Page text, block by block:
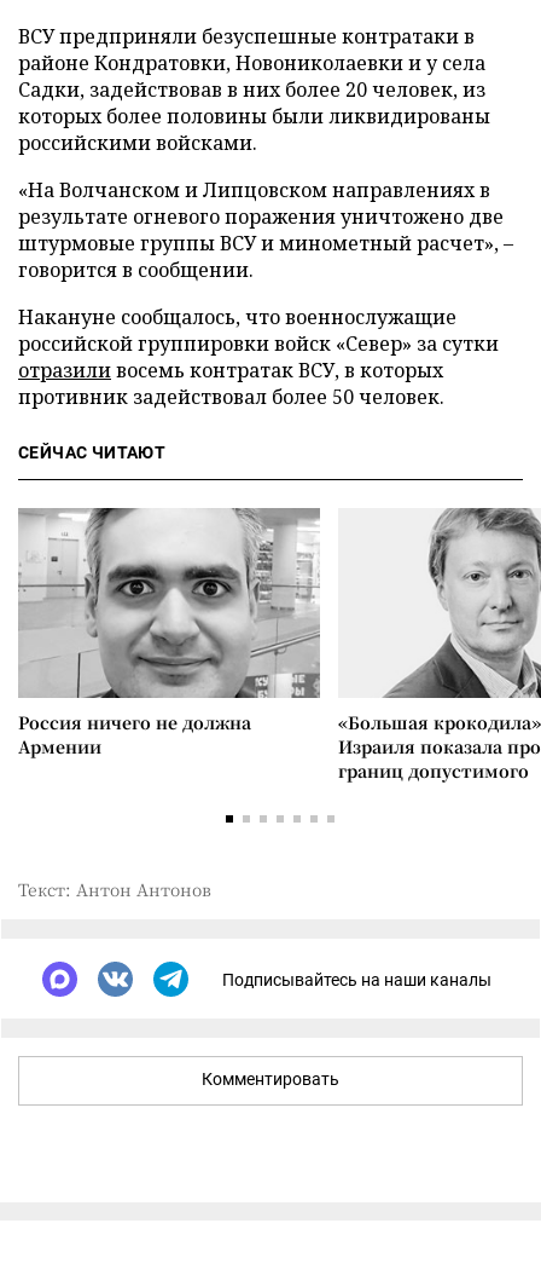
ВСУ предприняли безуспешные контратаки в
районе Кондратовки, Новониколаевки и у села
Садки, задействовав в них более 20 человек, из
которых более половины были ликвидированы
российскими войсками.
«На Волчанском и Липцовском направлениях в
результате огневого поражения уничтожено две
штурмовые группы ВСУ и минометный расчет», –
говорится в сообщении.
Накануне сообщалось, что военнослужащие
российской группировки войск «Север» за сутки
отразиливосемь контратак ВСУ, в которых
противник задействовал более 50 человек.
СЕЙЧАС ЧИТАЮТ
Россия ничего не должна
Армении
«Большая
Израиля показала
границ допустимого
Текст: Антон Антонов
Подписывайтесь на наши каналы
Комментировать